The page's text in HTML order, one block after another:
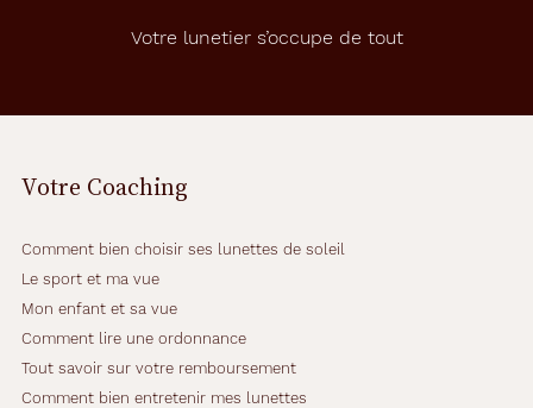
Votre lunetier s’occupe de tout
Votre Coaching
Comment bien choisir ses lunettes de soleil
Le sport et ma vue
Mon enfant et sa vue
Comment lire une ordonnance
Tout savoir sur votre remboursement
Comment bien entretenir mes lunettes